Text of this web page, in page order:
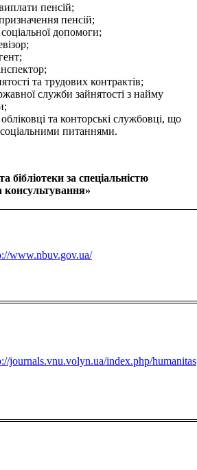
пенсій;
пенсій;
соціальної допомоги;
та трудових контрактів;
служби зайнятості з найму
та конторські службовці, що
питаннями.
бібліотеки за спеціальністю
консультування»
www.nbuv.gov.ua/
journals.vnu.volyn.ua/index.php/humanitas